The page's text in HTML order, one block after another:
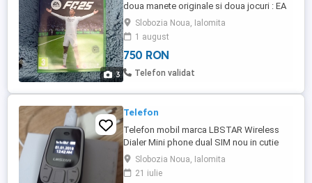
3
doua manete originale si doua jocuri : EA
FC 25 si GTA V PREMIUM EDITION. Una
dintre manete este putin colorata,dar nu
va incurca la joc. Xbox-ul are o capacitate
de 1TB si este silentios.
Slobozia Noua, Ialomita
1 august
750 RON
Telefon validat
Telefon
Telefon mobil marca LBSTAR Wireless
Dialer Mini phone dual SIM nou in cutie
Slobozia Noua, Ialomita
21 iulie